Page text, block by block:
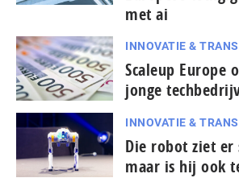
met ai
INNOVATIE &
Scaleup Europe
jonge
INNOVATIE &
Die robot ziet
maar is hij ook